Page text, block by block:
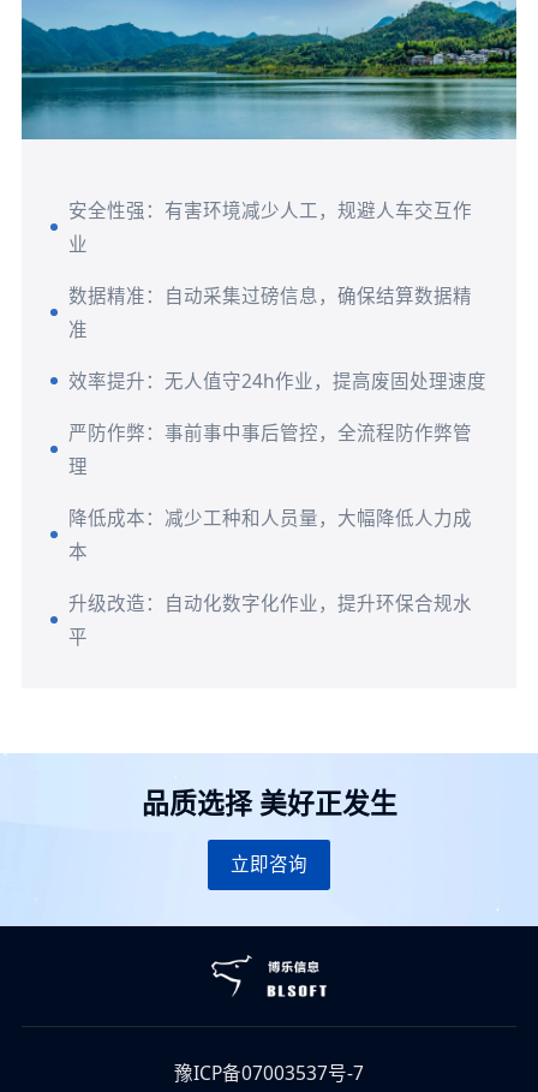
安全性强：有害环境减少人工，规避人车交互作
业
数据精准：自动采集过磅信息，确保结算数据精
准
效率提升：无人值守24h作业，提高废固处理速度
严防作弊：事前事中事后管控，全流程防作弊管
理
降低成本：减少工种和人员量，大幅降低人力成
本
升级改造：自动化数字化作业，提升环保合规水
平
品质选择 美好正发生
立即咨询
豫ICP备07003537号-7